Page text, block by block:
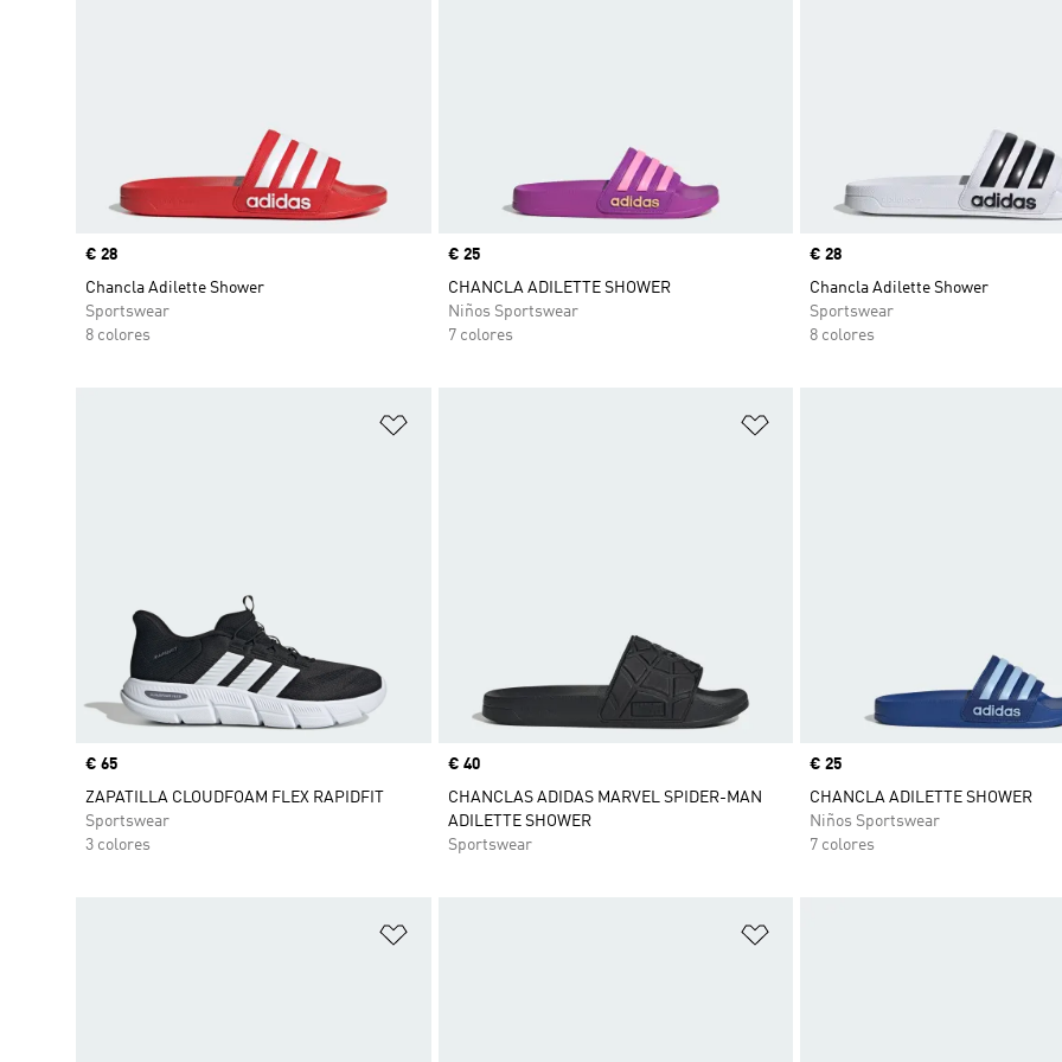
Precio
€ 28
Chancla Adilette Shower
Sportswear
8 colores
Precio
€ 25
CHANCLA ADILETTE SHOWER
Niños Sportswear
7 colores
Precio
€ 28
Chancla Adilette Shower
Sportswear
8 colores
Precio
€ 65
ZAPATILLA CLOUDFOAM FLEX RAPIDFIT
Sportswear
3 colores
Precio
€ 40
CHANCLAS ADIDAS MARVEL SPIDER-MAN
ADILETTE SHOWER
Sportswear
Precio
€ 25
CHANCLA ADILETTE SHOWER
Niños Sportswear
7 colores